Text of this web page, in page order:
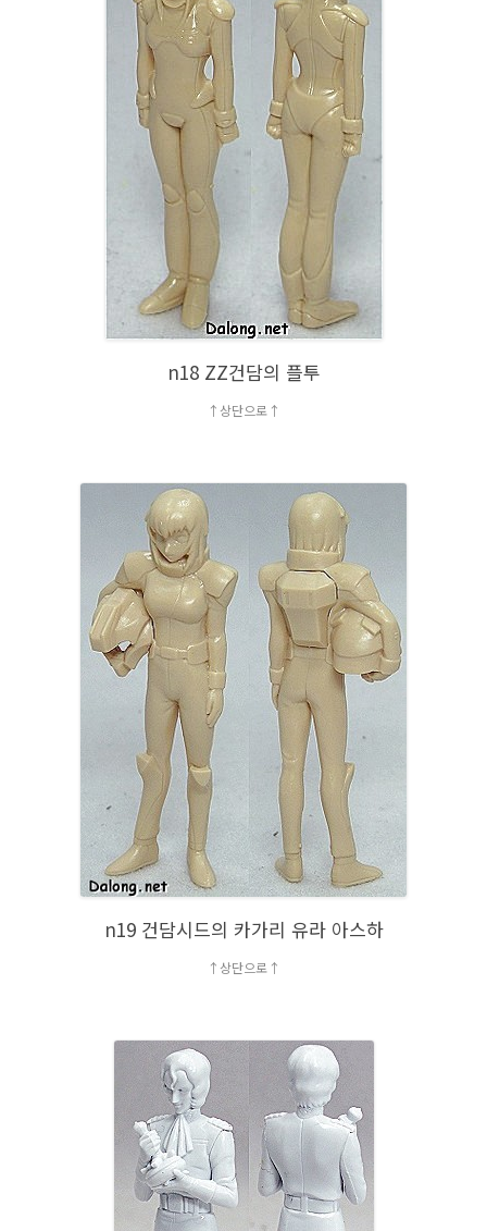
n18 ZZ건담의 플투
↑상단으로↑
n19 건담시드의 카가리 유라 아스하
↑상단으로↑